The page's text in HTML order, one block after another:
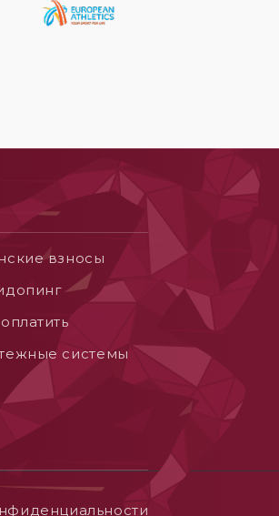
взносы
системы